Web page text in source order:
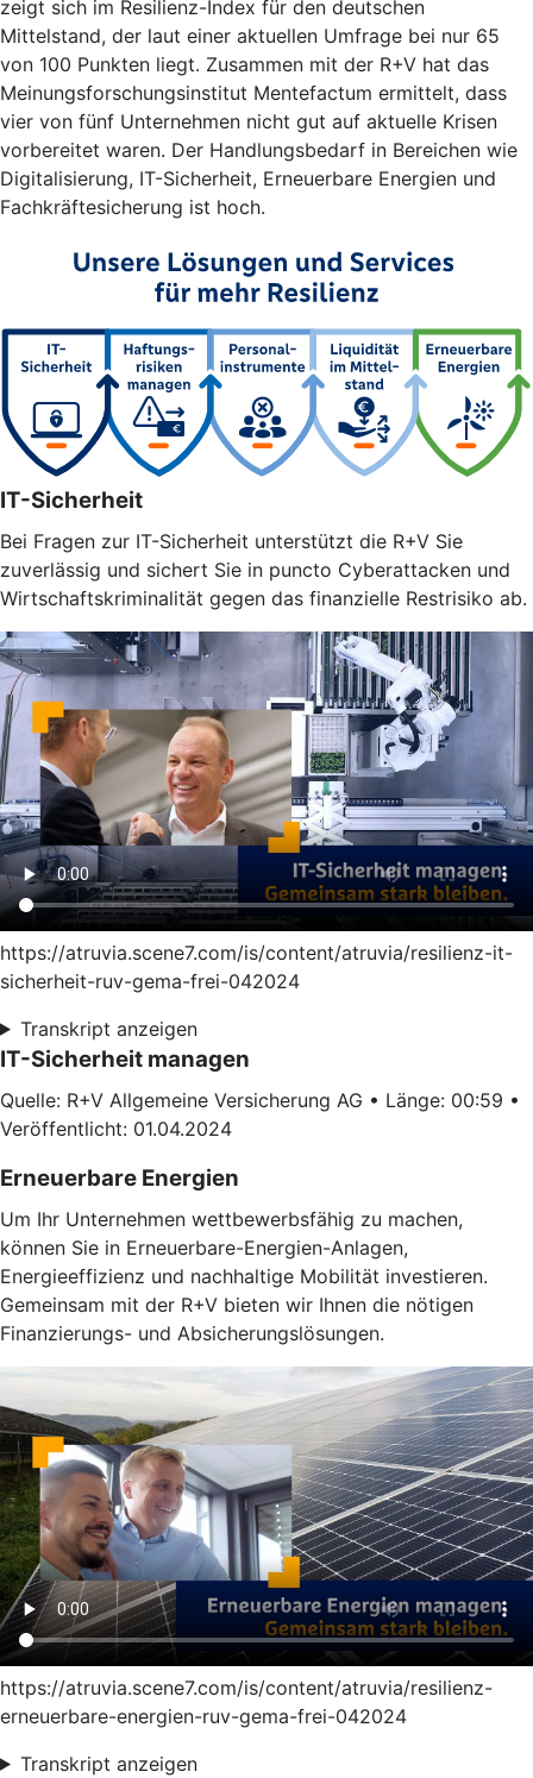
zeigt sich im Resilienz-Index für den deutschen
Mittelstand, der laut einer aktuellen Umfrage bei nur 65
von 100 Punkten liegt. Zusammen mit der R+V hat das
Meinungsforschungsinstitut Mentefactum ermittelt, dass
vier von fünf Unternehmen nicht gut auf aktuelle Krisen
vorbereitet waren. Der Handlungsbedarf in Bereichen wie
Digitalisierung, IT-Sicherheit, Erneuerbare Energien und
Fachkräftesicherung ist hoch.
IT-Sicherheit
Bei Fragen zur IT-Sicherheit unterstützt die R+V Sie
zuverlässig und sichert Sie in puncto Cyberattacken und
Wirtschaftskriminalität gegen das finanzielle Restrisiko ab.
https://atruvia.scene7.com/is/content/atruvia/resilienz-it-
sicherheit-ruv-gema-frei-042024
Transkript anzeigen
IT-Sicherheit managen
Quelle: R+V Allgemeine Versicherung AG • Länge: 00:59 •
Veröffentlicht: 01.04.2024
Erneuerbare Energien
Um Ihr Unternehmen wettbewerbsfähig zu machen,
können Sie in Erneuerbare-Energien-Anlagen,
Energieeffizienz und nachhaltige Mobilität investieren.
Gemeinsam mit der R+V bieten wir Ihnen die nötigen
Finanzierungs- und Absicherungslösungen.
https://atruvia.scene7.com/is/content/atruvia/resilienz-
erneuerbare-energien-ruv-gema-frei-042024
Transkript anzeigen